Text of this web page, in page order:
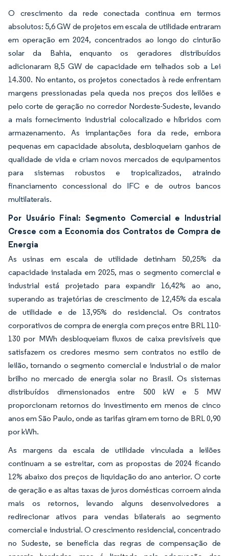
O crescimento da rede conectada continua em termos
absolutos: 5,6 GW de projetos em escala de utilidade entraram
em operação em 2024, concentrados ao longo do cinturão
solar da Bahia, enquanto os geradores distribuídos
adicionaram 8,5 GW de capacidade em telhados sob a Lei
14.300. No entanto, os projetos conectados à rede enfrentam
margens pressionadas pela queda nos preços dos leilões e
pelo corte de geração no corredor Nordeste-Sudeste, levando
a mais fornecimento industrial colocalizado e híbridos com
armazenamento. As implantações fora da rede, embora
pequenas em capacidade absoluta, desbloqueiam ganhos de
qualidade de vida e criam novos mercados de equipamentos
para sistemas robustos e tropicalizados, atraindo
financiamento concessional do IFC e de outros bancos
multilaterais.
Por Usuário Final: Segmento Comercial e Industrial
Cresce com a Economia dos Contratos de Compra de
Energia
As usinas em escala de utilidade detinham 50,25% da
capacidade instalada em 2025, mas o segmento comercial e
industrial está projetado para expandir 16,42% ao ano,
superando as trajetórias de crescimento de 12,45% da escala
de utilidade e de 13,95% do residencial. Os contratos
corporativos de compra de energia com preços entre BRL 110-
130 por MWh desbloqueiam fluxos de caixa previsíveis que
satisfazem os credores mesmo sem contratos no estilo de
leilão, tornando o segmento comercial e industrial o de maior
brilho no mercado de energia solar no Brasil. Os sistemas
distribuídos dimensionados entre 500 kW e 5 MW
proporcionam retornos do investimento em menos de cinco
anos em São Paulo, onde as tarifas giram em torno de BRL 0,90
por kWh.
As margens da escala de utilidade vinculada a leilões
continuam a se estreitar, com as propostas de 2024 ficando
12% abaixo dos preços de liquidação do ano anterior. O corte
de geração e as altas taxas de juros domésticas corroem ainda
mais os retornos, levando alguns desenvolvedores a
redirecionar ativos para vendas bilaterais ao segmento
comercial e industrial. O crescimento residencial, concentrado
no Sudeste, se beneficia das regras de compensação de